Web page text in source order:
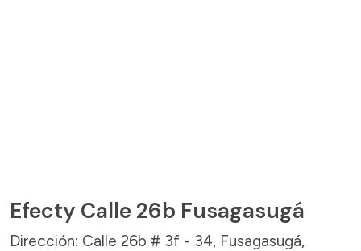
Efecty Calle 26b Fusagasugá
Dirección: Calle 26b # 3f - 34, Fusagasugá,